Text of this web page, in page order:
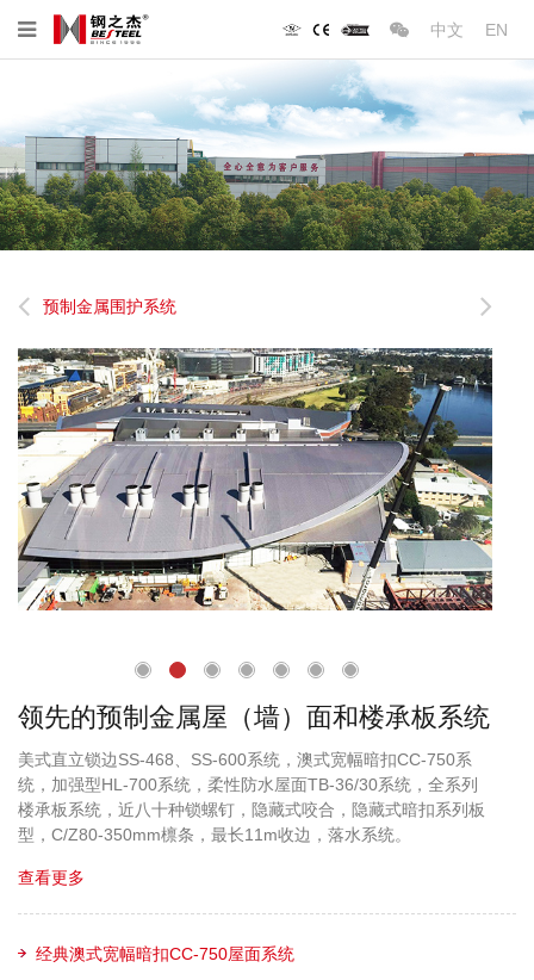
中文 EN
预制金属围护系统
领先的预制金属屋（墙）面和楼承板系统
美式直立锁边SS-468、SS-600系统，澳式宽幅暗扣CC-750系
统，加强型HL-700系统，柔性防水屋面TB-36/30系统，全系列
楼承板系统，近八十种锁螺钉，隐藏式咬合，隐藏式暗扣系列板
型，C/Z80-350mm檩条，最长11m收边，落水系统。
查看更多
经典澳式宽幅暗扣CC-750屋面系统